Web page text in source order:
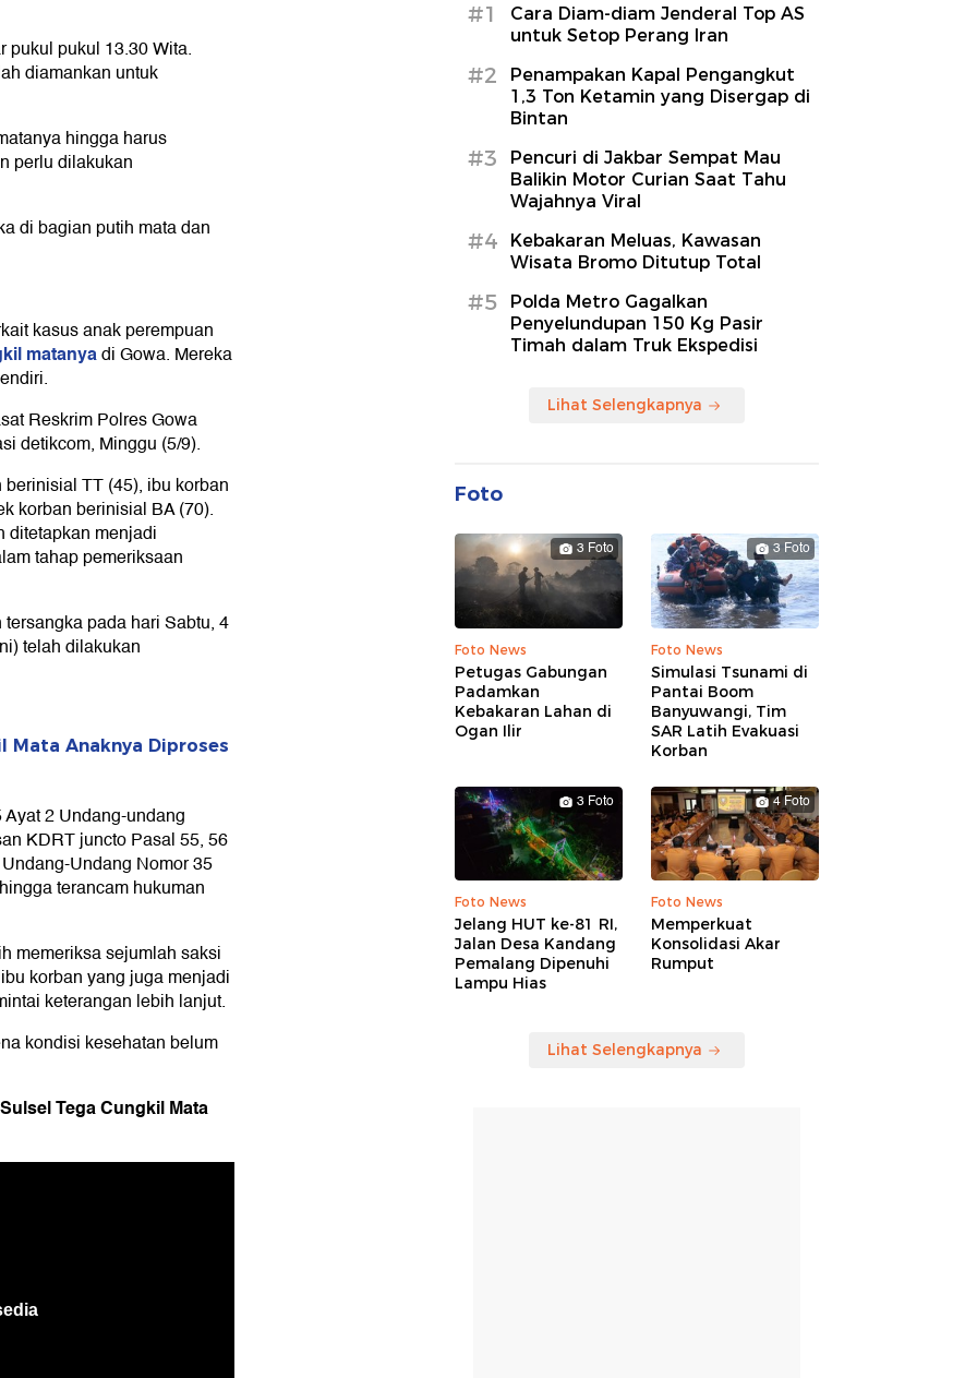
pukul pukul 13.30 Wita.
diamankan untuk
hingga harus
perlu dilakukan
di bagian putih mata dan
kasus anak perempuan
matanyadi Gowa. Mereka
Reskrim Polres Gowa
detikcom, Minggu (5/9).
TT (45), ibu korban
korban berinisial BA (70).
ditetapkan menjadi
tahap pemeriksaan
pada hari Sabtu, 4
telah dilakukan
Mata Anaknya Diproses
2 Undang-undang
KDRT juncto Pasal 55, 56
Undang Nomor 35
terancam hukuman
memeriksa sejumlah saksi
korban yang juga menjadi
keterangan lebih lanjut.
kondisi kesehatan belum
Tega Cungkil Mata
#1
Cara Diam-diam Jenderal Top AS
untuk Setop Perang Iran
#2
Penampakan Kapal Pengangkut
1,3 Ton Ketamin yang Disergap di
Bintan
#3
Pencuri di Jakbar Sempat Mau
Balikin Motor Curian Saat Tahu
Wajahnya Viral
#4
Kebakaran Meluas, Kawasan
Wisata Bromo Ditutup Total
#5
Polda Metro Gagalkan
Penyelundupan 150 Kg Pasir
Timah dalam Truk Ekspedisi
Lihat Selengkapnya
Foto
3 Foto
Foto News
Petugas Gabungan
Padamkan
Kebakaran Lahan di
Ogan Ilir
3 Foto
Foto News
Simulasi Tsunami di
Pantai Boom
Banyuwangi, Tim
SAR Latih Evakuasi
Korban
3 Foto
Foto News
Jelang HUT ke-81 RI,
Jalan Desa Kandang
Pemalang Dipenuhi
Lampu Hias
4 Foto
Foto News
Memperkuat
Konsolidasi Akar
Rumput
Lihat Selengkapnya